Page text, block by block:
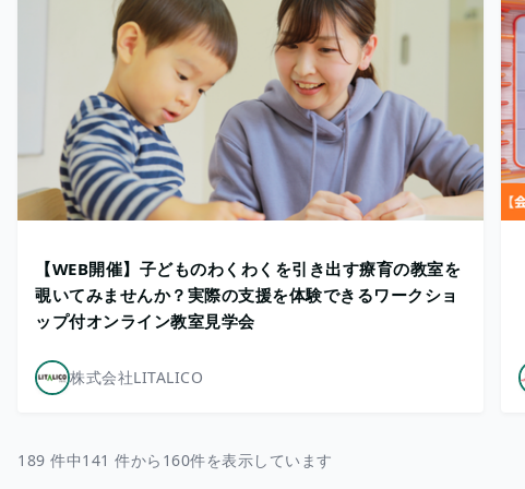
【WEB開催】子どものわくわくを引き出す療育の教室を
覗いてみませんか？実際の支援を体験できるワークショ
ップ付オンライン教室見学会
株式会社LITALICO
189 件中141 件から160件を表示しています